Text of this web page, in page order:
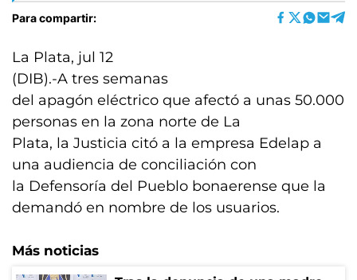
Para compartir:
La Plata, jul 12
(DIB).-A tres semanas
del apagón eléctrico que afectó a unas 50.000
personas en la zona norte de La
Plata, la Justicia citó a la empresa Edelap a
una audiencia de conciliación con
la Defensoría del Pueblo bonaerense que la
demandó en nombre de los usuarios.
Más noticias